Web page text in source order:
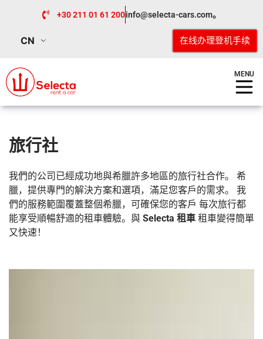
+30 211 01 61 200info@selecta-cars.com。
CN 在线办理登机手续
MENU
旅行社
我們的公司已經成功地與希臘許多地區的旅行社合作。 希
臘，提供專門的解決方案和選項，滿足您客戶的需求。 我
們的服務範圍覆蓋整個希臘，可確保您的客戶 每次旅行都
能享受順暢舒適的租車體驗。與 Selecta 租車 租車變得簡單
又快速！